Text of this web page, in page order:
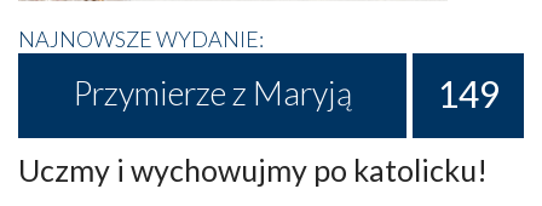
NAJNOWSZE WYDANIE:
Przymierze z Maryją 149
Uczmy i wychowujmy po katolicku!